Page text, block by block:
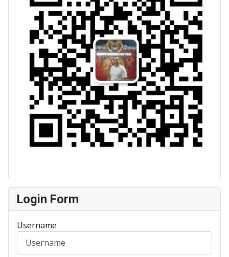
Login Form
Username